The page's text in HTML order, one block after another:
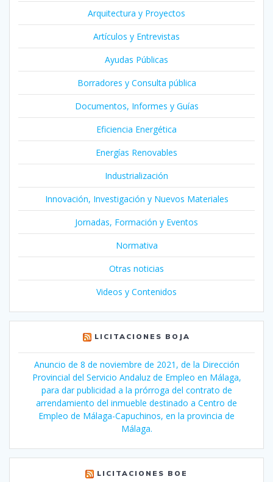
Arquitectura y Proyectos
Artículos y Entrevistas
Ayudas Públicas
Borradores y Consulta pública
Documentos, Informes y Guías
Eficiencia Energética
Energías Renovables
Industrialización
Innovación, Investigación y Nuevos Materiales
Jornadas, Formación y Eventos
Normativa
Otras noticias
Videos y Contenidos
LICITACIONES BOJA
Anuncio de 8 de noviembre de 2021, de la Dirección
Provincial del Servicio Andaluz de Empleo en Málaga,
para dar publicidad a la prórroga del contrato de
arrendamiento del inmueble destinado a Centro de
Empleo de Málaga-Capuchinos, en la provincia de
Málaga.
LICITACIONES BOE